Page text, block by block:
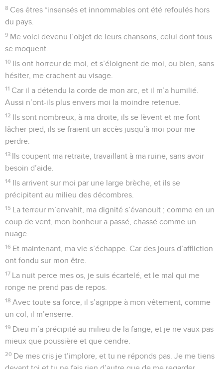
8 Ces êtres *insensés et innommables ont été refoulés hors
du pays.
9 Me voici devenu l’objet de leurs chansons, celui dont tous
se moquent.
10 Ils ont horreur de moi, et s’éloignent de moi, ou bien, sans
hésiter, me crachent au visage.
11 Car il a détendu la corde de mon arc, et il m’a humilié.
Aussi n’ont-ils plus envers moi la moindre retenue.
12 Ils sont nombreux, à ma droite, ils se lèvent et me font
lâcher pied, ils se fraient un accès jusqu’à moi pour me
perdre.
13 Ils coupent ma retraite, travaillant à ma ruine, sans avoir
besoin d’aide.
14 Ils arrivent sur moi par une large brèche, et ils se
précipitent au milieu des décombres.
15 La terreur m’envahit, ma dignité s’évanouit ; comme en un
coup de vent, mon bonheur a passé, chassé comme un
nuage.
16 Et maintenant, ma vie s’échappe. Car des jours d’affliction
ont fondu sur mon être.
17 La nuit perce mes os, je suis écartelé, et le mal qui me
ronge ne prend pas de repos.
18 Avec toute sa force, il s’agrippe à mon vêtement, comme
un col, il m’enserre.
19 Dieu m’a précipité au milieu de la fange, et je ne vaux pas
mieux que poussière et que cendre.
20 De mes cris je t’implore, et tu ne réponds pas. Je me tiens